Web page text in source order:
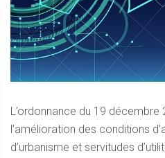
L’ordonnance du 19 décembre
l’amélioration des conditions
d’urbanisme et servitudes